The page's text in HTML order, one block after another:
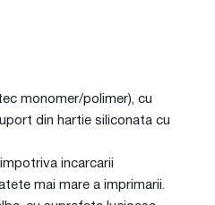
monomer/polimer), cu
din hartie siliconata cu
incarcarii
mai mare a imprimarii.